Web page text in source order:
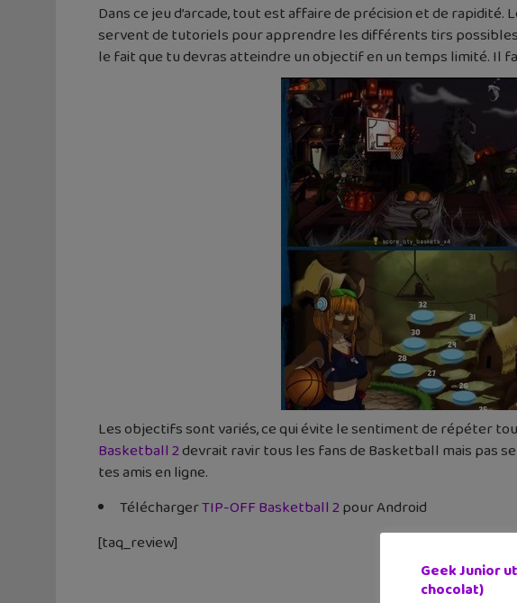
Dans ce jeu d’arcade, tout est affaire de précision et de
servent de tutoriels pour apprendre les différents tirs possibles
le fait que tu devras atteindre un objectif en un temps limité. Il
Les objectifs sont variés, ce qui évite le sentiment de répéter
Basketball 2devrait ravir tous les fans de Basketball mais pas
tes amis en ligne.
TéléchargerTIP-OFF Basketball 2pour Android
[taq_review]
Geek Junior
chocolat)